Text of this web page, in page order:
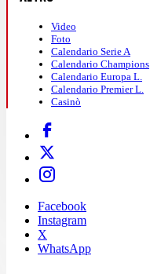
Video
Foto
Calendario Serie A
Calendario Champions
Calendario Europa L.
Calendario Premier L.
Casinò
Facebook
Instagram
X
WhatsApp